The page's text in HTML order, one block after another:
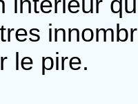
le pire.